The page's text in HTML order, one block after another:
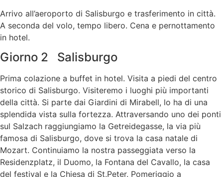
Arrivo all’aeroporto di Salisburgo e trasferimento in città.
A seconda del volo, tempo libero. Cena e pernottamento
in hotel.
Giorno 2 Salisburgo
Prima colazione a buffet in hotel. Visita a piedi del centro
storico di Salisburgo. Visiteremo i luoghi più importanti
della città. Si parte dai Giardini di Mirabell, lo ha di una
splendida vista sulla fortezza. Attraversando uno dei ponti
sul Salzach raggiungiamo la Getreidegasse, la via più
famosa di Salisburgo, dove si trova la casa natale di
Mozart. Continuiamo la nostra passeggiata verso la
Residenzplatz, il Duomo, la Fontana del Cavallo, la casa
del festival e la Chiesa di St.Peter. Pomeriggio a